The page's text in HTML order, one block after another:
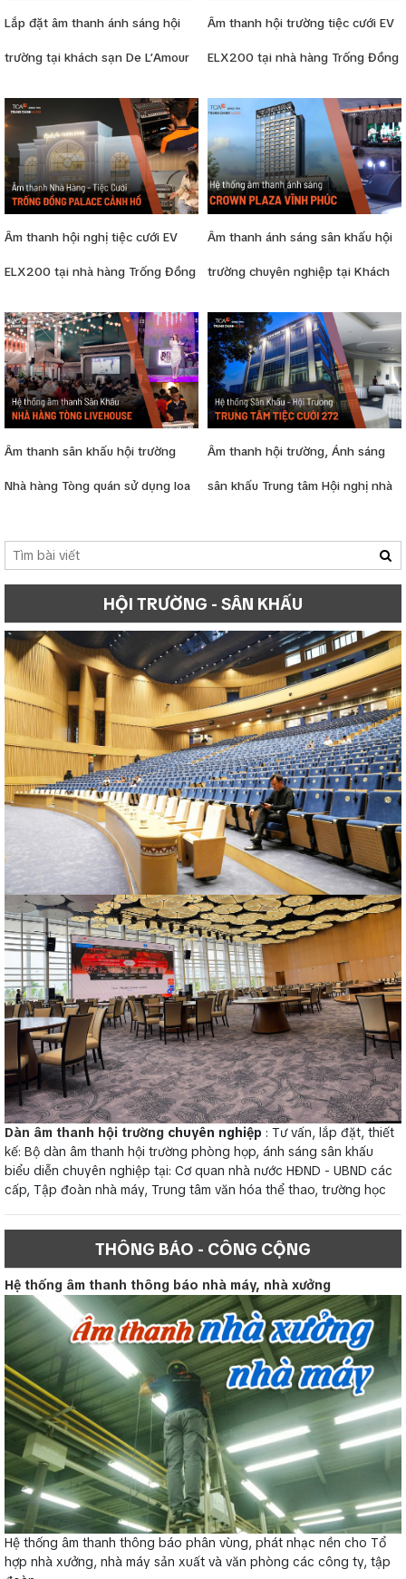
Lắp đặt âm thanh ánh sáng hội
trường tại khách sạn De L’Amour
Âm thanh hội trường tiệc cưới EV
ELX200 tại nhà hàng Trống Đồng
Âm thanh hội nghị tiệc cưới EV
ELX200 tại nhà hàng Trống Đồng
Âm thanh ánh sáng sân khấu hội
trường chuyên nghiệp tại Khách
Âm thanh sân khấu hội trường
Nhà hàng Tòng quán sử dụng loa
Soundking
Âm thanh hội trường, Ánh sáng
sân khấu Trung tâm Hội nghị nhà
HỘI TRƯỜNG - SÂN KHẤU
Dàn âm thanh hội trường chuyên nghiệp : Tư vấn, lắp đặt, thiết
kế: Bộ dàn âm thanh hội trường phòng họp, ánh sáng sân khấu
biểu diễn chuyên nghiệp tại: Cơ quan nhà nước HĐND - UBND các
cấp, Tập đoàn nhà máy, Trung tâm văn hóa thể thao, trường học
THÔNG BÁO - CÔNG CỘNG
Hệ thống âm thanh thông báo nhà máy, nhà xưởng
Hệ thống âm thanh thông báo phân vùng, phát nhạc nền cho Tổ
hợp nhà xưởng, nhà máy sản xuất và văn phòng các công ty, tập